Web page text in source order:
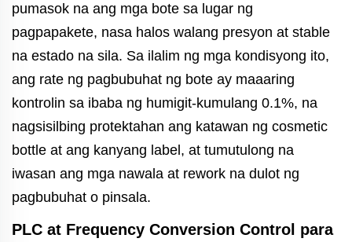
pumasok na ang mga bote sa lugar ng
pagpapakete, nasa halos walang presyon at stable
na estado na sila. Sa ilalim ng mga kondisyong ito,
ang rate ng pagbubuhat ng bote ay maaaring
kontrolin sa ibaba ng humigit-kumulang 0.1%, na
nagsisilbing protektahan ang katawan ng cosmetic
bottle at ang kanyang label, at tumutulong na
iwasan ang mga nawala at rework na dulot ng
pagbubuhat o pinsala.
PLC at Frequency Conversion Control para